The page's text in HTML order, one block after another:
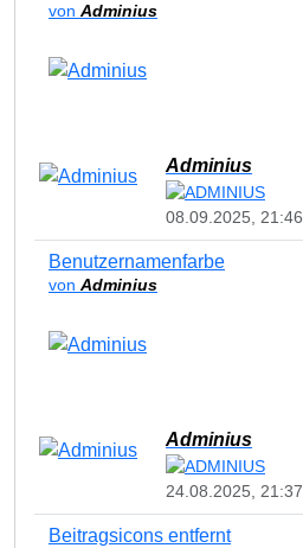
von Adminius
Adminius
08.09.2025, 21:46
Benutzernamenfarbe
von Adminius
Adminius
24.08.2025, 21:37
Beitragsicons entfernt